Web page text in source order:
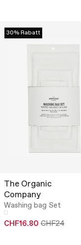
30% Rabatt
The Organic
Company
Washing bag Set
CHF16.80 CHF24